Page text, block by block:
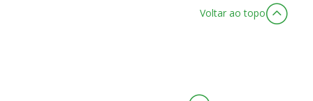
Voltar ao topo